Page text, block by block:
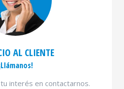
AL CLIENTE
interés en contactarnos.